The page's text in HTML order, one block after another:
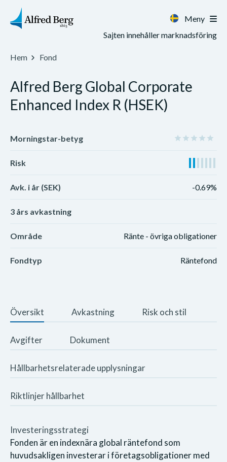
Meny
Sajten innehåller marknadsföring
Hem Fond
Alfred Berg Global Corporate
Enhanced Index R (HSEK)
Morningstar-betyg
Risk
Avk. i år (SEK) -0.69%
3 års avkastning
Område Ränte - övriga obligationer
Fondtyp Räntefond
Översikt Avkastning Risk och stil
Avgifter Dokument
Hållbarhetsrelaterade upplysningar
Riktlinjer hållbarhet
Investeringsstrategi
Fonden är en indexnära global räntefond som
huvudsakligen investerar i företagsobligationer med